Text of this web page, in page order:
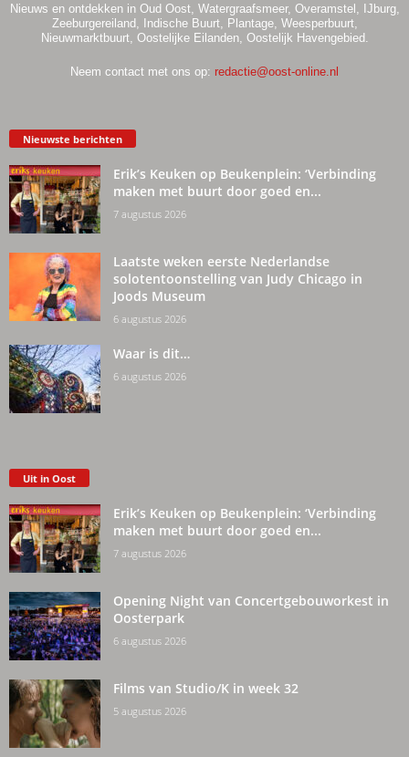
Nieuws en ontdekken in Oud Oost, Watergraafsmeer, Overamstel, IJburg,
Zeeburgereiland, Indische Buurt, Plantage, Weesperbuurt,
Nieuwmarktbuurt, Oostelijke Eilanden, Oostelijk Havengebied.
Neem contact met ons op: redactie@oost-online.nl
Nieuwste berichten
Erik’s Keuken op Beukenplein: ‘Verbinding
maken met buurt door goed en...
7 augustus 2026
Laatste weken eerste Nederlandse
solotentoonstelling van Judy Chicago in
Joods Museum
6 augustus 2026
Waar is dit…
6 augustus 2026
Uit in Oost
Erik’s Keuken op Beukenplein: ‘Verbinding
maken met buurt door goed en...
7 augustus 2026
Opening Night van Concertgebouworkest in
Oosterpark
6 augustus 2026
Films van Studio/K in week 32
5 augustus 2026